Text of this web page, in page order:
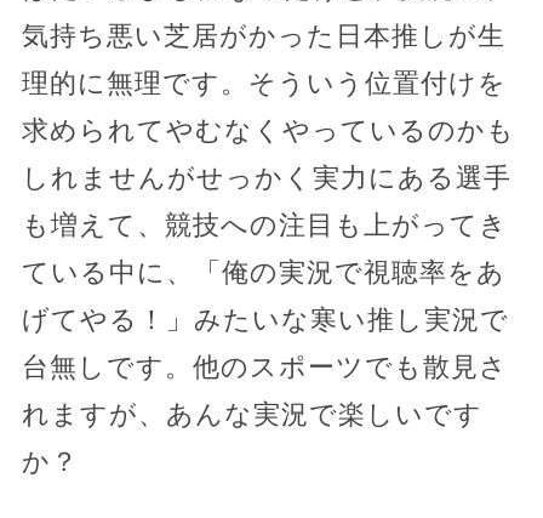
気持ち悪い芝居がかった日本推しが生
理的に無理です。そういう位置付けを
求められてやむなくやっているのかも
しれませんがせっかく実力にある選手
も増えて、競技への注目も上がってき
ている中に、「俺の実況で視聴率をあ
げてやる！」みたいな寒い推し実況で
台無しです。他のスポーツでも散見さ
れますが、あんな実況で楽しいです
か？